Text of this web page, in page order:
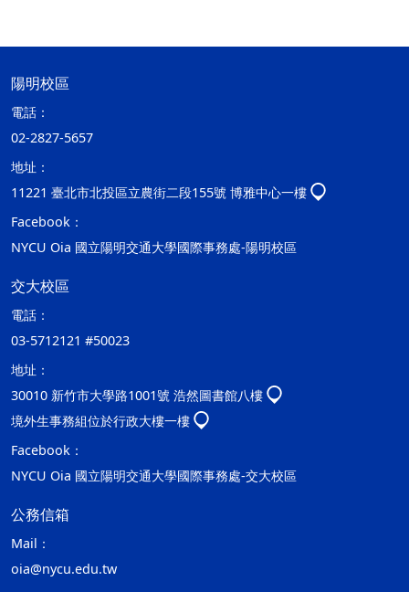
陽明校區
電話：
02-2827-5657
地址：
11221 臺北市北投區立農街二段155號 博雅中心一樓
Facebook：
NYCU Oia 國立陽明交通大學國際事務處-陽明校區
交大校區
電話：
03-5712121 #50023
地址：
30010 新竹市大學路1001號 浩然圖書館八樓
境外生事務組位於行政大樓一樓
Facebook：
NYCU Oia 國立陽明交通大學國際事務處-交大校區
公務信箱
Mail：
oia@nycu.edu.tw